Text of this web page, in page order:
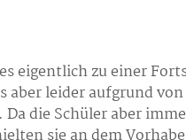
eigentlich zu einer
aber leider aufgrund
die Schüler aber